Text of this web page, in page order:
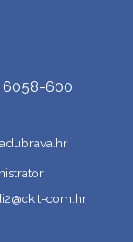
6058-600
com.hr